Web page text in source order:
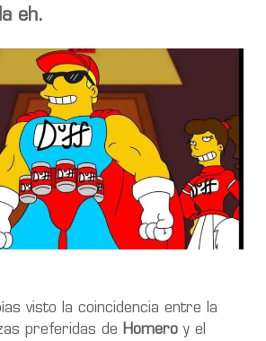
eh.
visto la coincidencia entre la
preferidas de Homero y el